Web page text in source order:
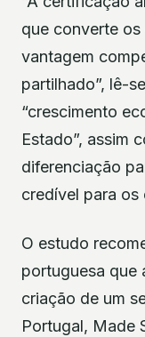
que converte
vantagem
partilhado”, lê-
“crescimento
Estado”, assim
diferenciação
credível para os
O estudo
portuguesa que
criação de um
Portugal, Made